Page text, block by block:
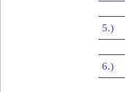
5.)
6.)